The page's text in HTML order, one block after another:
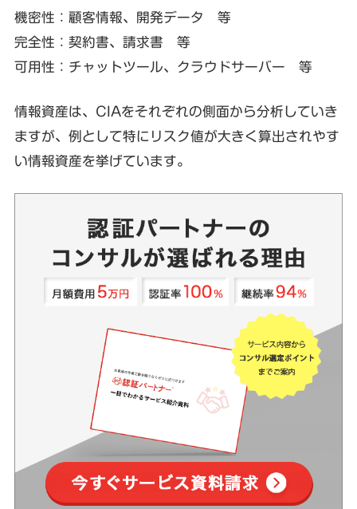
機密性：顧客情報、開発データ 等
完全性：契約書、請求書 等
可用性：チャットツール、クラウドサーバー 等
情報資産は、CIAをそれぞれの側面から分析していき
ますが、例として特にリスク値が大きく算出されやす
い情報資産を挙げています。